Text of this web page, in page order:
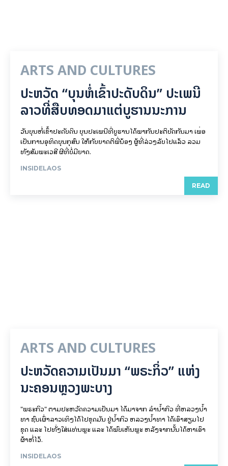
ARTS AND CULTURES
ປະຫວັດ “ບຸນຫໍ່ເຂົ້າປະດັບດິນ” ປະເພນີ
ລາວທີ່ສືບທອດມາແຕ່ບູຮານນະການ
ວັນບຸນຫໍ່ເຂົ້າປະດັບດິນ ບຸນປະເພນີທີ່ບູຮານໄດ້ພາກັນປະຕິບັດກັນມາ ເພື່ອ
ເປັນການອຸທິດບຸນກຸສົນ ໃຫ້ກັບຍາດຕິພີ່ນ້ອງ ຜູ້ທີ່ລ່ວງລັບໄປແລ້ວ ລວມ
ທັງສັມພະເວສີ ຜີທີ່ບໍ່ມີຍາດ.
INSIDELAOS
READ
ARTS AND CULTURES
ປະຫວັດຄວາມເປັນມາ “ພຣະກິ່ວ” ແຫ່ງ
ນະຄອນຫຼວງພະບາງ
"ພຣະກິວ" ຕາມປະຫວັດຄວາມເປັນມາ ໄດ້ມາຈາກ ລຳນ້ຳກິວ ທີ່ຫລວງນ້ຳ
ທາ ຊົນເຜົ່າລາວເທິງໄດ້ໄປຂຸດມັນ ຢູ່ນ້ຳກິວ ຫລວງນ້ຳທາ ໄດ້ເອົາສຽມໄປ
ຂຸດ ແລະ ໄປທັ່ງໃສ່ແທ່ນພຼະ ແລະ ໄດ້ພົບເຫັນພຼະ ຫລັງຈາກນັ້ນໄດ້ຫາເອົາ
ຜ້າຫໍ່ໄວ້.
INSIDELAOS